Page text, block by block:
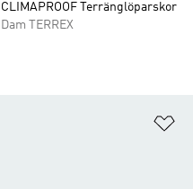
CLIMAPROOF Terränglöparskor
Dam TERREX